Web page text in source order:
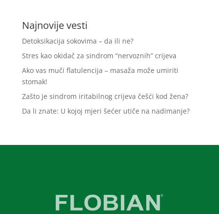
Najnovije vesti
Detoksikacija sokovima – da ili ne?
Stres kao okidač za sindrom “nervoznih” crijeva
Ako vas muči flatulencija – masaža može umiriti
stomak!
Zašto je sindrom iritabilnog crijeva češći kod žena?
Da li znate: U kojoj mjeri šećer utiče na nadimanje?